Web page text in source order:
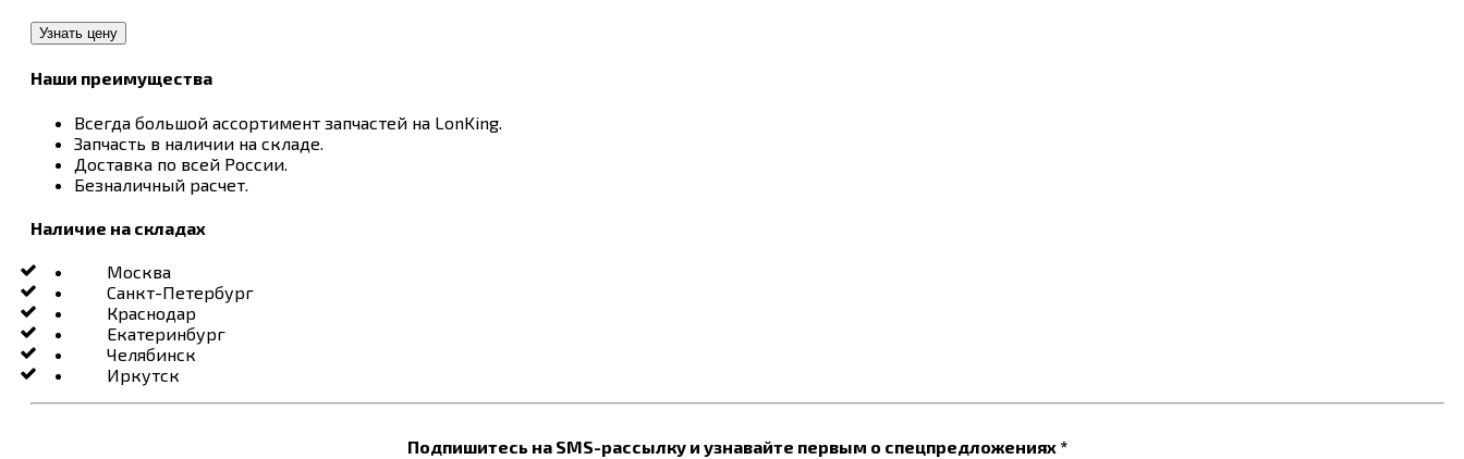
Узнать цену
Наши преимущества
Всегда большой ассортимент запчастей на LonKing.
Запчасть в наличии на складе.
Доставка по всей России.
Безналичный расчет.
Наличие на складах
Москва
Санкт-Петербург
Краснодар
Екатеринбург
Челябинск
Иркутск
Подпишитесь на SMS-рассылку и узнавайте первым о спецпредложениях *